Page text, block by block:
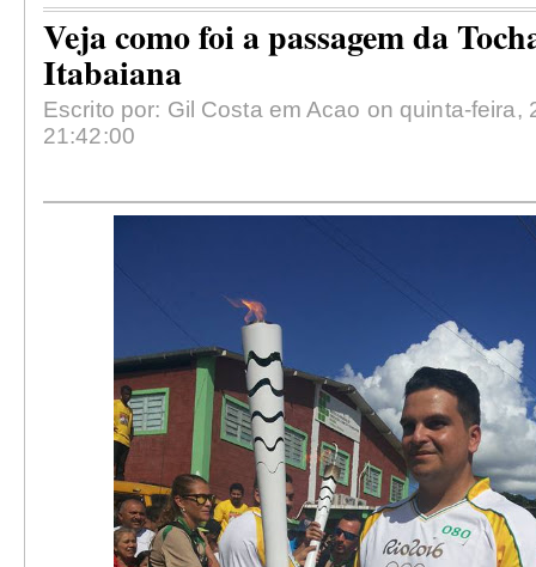
Veja como foi a passagem da
Itabaiana
Escrito por: Gil Costa em Acao on quinta-feira,
21:42:00